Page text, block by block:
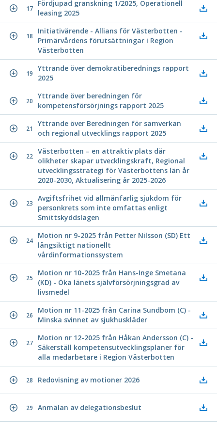
17
Fördjupad granskning 1/2025, Operationell
leasing 2025
18
Initiativärende - Allians för Västerbotten -
Primärvårdens förutsättningar i Region
Västerbotten
19
Yttrande över demokratiberednings rapport
2025
20
Yttrande över beredningen för
kompetensförsörjnings rapport 2025
21
Yttrande över Beredningen för samverkan
och regional utvecklings rapport 2025
22
Västerbotten – en attraktiv plats där
olikheter skapar utvecklingskraft, Regional
utvecklingsstrategi för Västerbottens län år
2020-2030, Aktualisering år 2025-2026
23
Avgiftsfrihet vid allmänfarlig sjukdom för
personkrets som inte omfattas enligt
Smittskyddslagen
24
Motion nr 9-2025 från Petter Nilsson (SD) Ett
långsiktigt nationellt
vårdinformationssystem
25
Motion nr 10-2025 från Hans-Inge Smetana
(KD) - Öka länets självförsörjningsgrad av
livsmedel
26
Motion nr 11-2025 från Carina Sundbom (C) -
Minska svinnet av sjukhuskläder
27
Motion nr 12-2025 från Håkan Andersson (C) -
Säkerställ kompetensutvecklingsplaner för
alla medarbetare i Region Västerbotten
28 Redovisning av motioner 2026
29 Anmälan av delegationsbeslut